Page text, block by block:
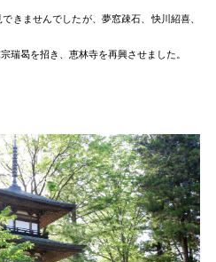
きませんでしたが、夢窓疎石、快川紹喜、
瑞曷を招き、恵林寺を再興させました。